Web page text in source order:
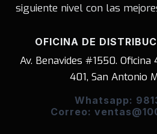
siguiente nivel con las
OFICINA DE
Av. Benavides #1550.
401, San Antonio
Whatsapp:
Correo: